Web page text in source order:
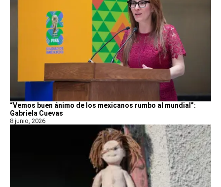
“Vemos buen ánimo de los mexicanos rumbo al mundial”:
Gabriela Cuevas
8 junio, 2026